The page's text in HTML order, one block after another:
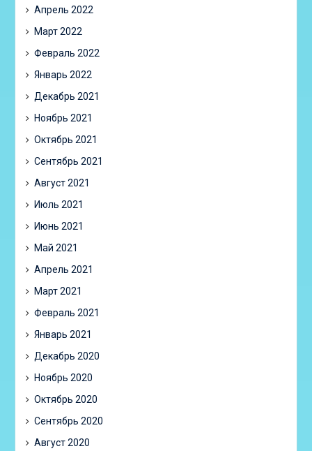
Апрель 2022
Март 2022
Февраль 2022
Январь 2022
Декабрь 2021
Ноябрь 2021
Октябрь 2021
Сентябрь 2021
Август 2021
Июль 2021
Июнь 2021
Май 2021
Апрель 2021
Март 2021
Февраль 2021
Январь 2021
Декабрь 2020
Ноябрь 2020
Октябрь 2020
Сентябрь 2020
Август 2020